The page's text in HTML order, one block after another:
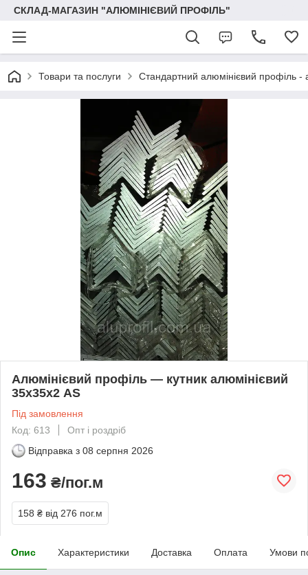
СКЛАД-МАГАЗИН "АЛЮМІНІЄВИЙ ПРОФІЛЬ"
Товари та послуги Стандартний алюмінієвий профіль -
Алюмінієвий профіль — кутник алюмінієвий
35х35х2 AS
Під замовлення
Код: 613
Опт і роздріб
Відправка з 08 серпня 2026
163 ₴/пог.м
158 ₴ від 276 пог.м
Опис Характеристики Доставка Оплата Умови